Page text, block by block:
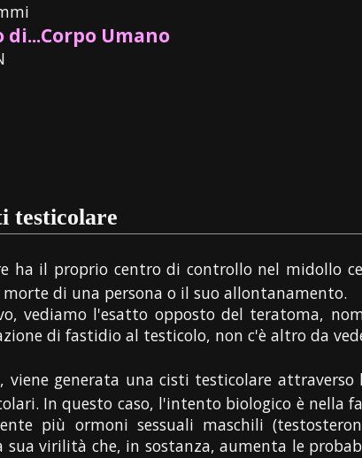
Umano
testicolare
ha il proprio centro di controllo nel midollo
di una persona o il suo allontanamento.
vediamo l'esatto opposto del teratoma,
di fastidio al testicolo, non c'è altro da
generata una cisti testicolare
In questo caso, l'intento biologico è nella
più ormoni sessuali maschili
sua virilità che, in sostanza, aumenta le